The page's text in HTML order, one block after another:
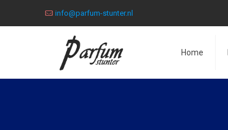
info@parfum-stunter.nl
Home